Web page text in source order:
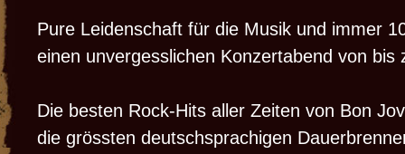
Pure Leidenschaft für die Musik und immer
einen unvergesslichen Konzertabend von bis
Die besten Rock-Hits aller Zeiten von Bon
die grössten deutschsprachigen